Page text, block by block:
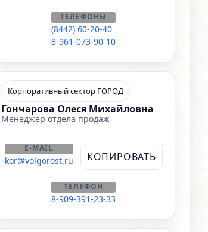
ТЕЛЕФОНЫ
(8442) 60-20-40
8-961-073-90-10
Корпоративный сектор ГОРОД
Гончарова Олеся Михайловна
Менеджер отдела продаж
E-MAIL
kor@volgorost.ru КОПИРОВАТЬ
ТЕЛЕФОН
8-909-391-23-33